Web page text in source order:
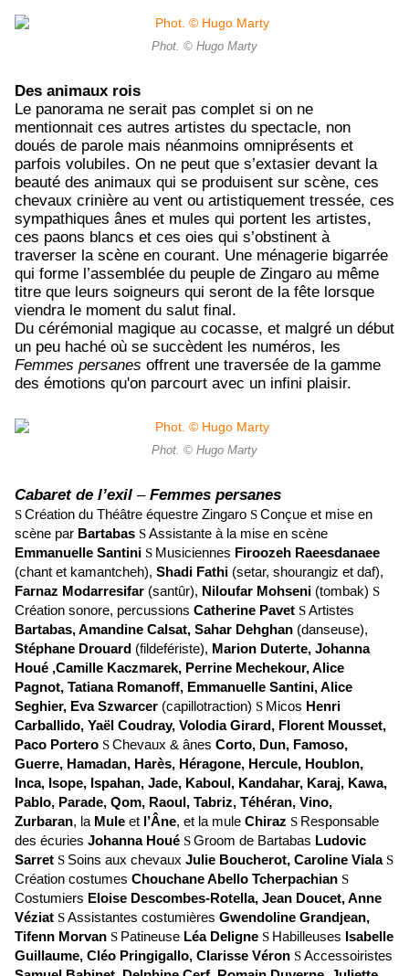
Phot. © Hugo Marty
Des animaux rois
Le panorama ne serait pas complet si on ne
mentionnait ces autres artistes du spectacle, non
doués de parole mais néanmoins omniprésents et
parfois volubiles. On ne peut que s’extasier devant la
beauté des animaux qui se produisent sur scène, ces
chevaux crinière au vent ou artistiquement tressée, ces
sympathiques ânes et mules qui portent les artistes,
ces paons blancs et ces oies qui s’obstinent à
traverser la scène en courant. Une ménagerie bigarrée
qui forme l’assemblée du peuple de Zingaro au même
titre que leurs soigneurs qui seront de la fête lorsque
viendra le moment du salut final.
Du cérémonial magique au cocasse, et malgré un début
un peu haché où se succèdent les numéros, les
Femmes persanes offrent une traversée de la gamme
des émotions qu'on parcourt avec un infini plaisir.
Phot. © Hugo Marty
Cabaret de l’exil – Femmes persanes
SCréation du Théâtre équestre Zingaro SConçue et mise en
scène par Bartabas SAssistante à la mise en scène
Emmanuelle Santini S Musiciennes Firoozeh Raeesdanaee
(chant et kamantcheh), Shadi Fathi (setar, shourangiz et daf),
Farnaz Modarresifar (santûr), Niloufar Mohseni (tombak) S
Création sonore, percussions Catherine Pavet SArtistes
Bartabas, Amandine Calsat, Sahar Dehghan (danseuse),
Stéphane Drouard (fildefériste), Marion Duterte, Johanna
Houé ,Camille Kaczmarek, Perrine Mechekour, Alice
Pagnot, Tatiana Romanoff, Emmanuelle Santini, Alice
Seghier, Eva Szwarcer (capillotraction) S Micos Henri
Carballido, Yaël Coudray, Volodia Girard, Florent Mousset,
Paco Portero SChevaux & ânes Corto, Dun, Famoso,
Guerre, Hamadan, Harès, Héragone, Hercule, Houblon,
Inca, Isope, Ispahan, Jade, Kaboul, Kandahar, Karaj, Kawa,
Pablo, Parade, Qom, Raoul, Tabriz, Téhéran, Vino,
Zurbaran, la Mule et l’Âne, et la mule Chiraz S Responsable
des écuries Johanna Houé SGroom de Bartabas Ludovic
Sarret S Soins aux chevaux Julie Boucherot, Caroline Viala S
Création costumes Chouchane Abello Tcherpachian S
Costumiers Eloise Descombes-Rotella, Jean Doucet, Anne
Véziat SAssistantes costumières Gwendoline Grandjean,
Tifenn Morvan S Patineuse Léa Deligne S Habilleuses Isabelle
Guillaume, Cléo Pringigallo, Clarisse Véron SAccessoiristes